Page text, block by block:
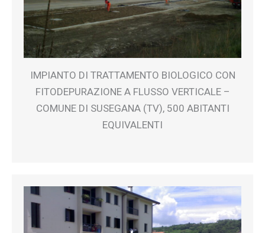
IMPIANTO DI TRATTAMENTO BIOLOGICO CON
FITODEPURAZIONE A FLUSSO VERTICALE –
COMUNE DI SUSEGANA (TV), 500 ABITANTI
EQUIVALENTI